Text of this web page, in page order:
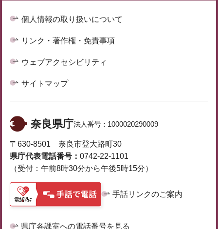
個人情報の取り扱いについて
リンク・著作権・免責事項
ウェブアクセシビリティ
サイトマップ
奈良県庁法人番号： 1000020290009
〒630-8501 奈良市登大路町30
県庁代表電話番号： 0742-22-1101
（受付：午前8時30分から午後5時15分）
手話リンクのご案内
県庁各課室への電話番号を見る